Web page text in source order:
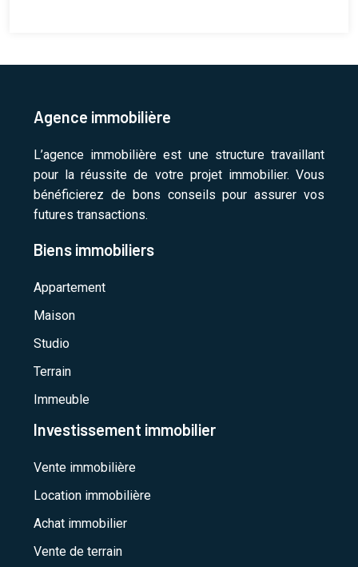
Agence immobilière
L’agence immobilière est une structure travaillant
pour la réussite de votre projet immobilier. Vous
bénéficierez de bons conseils pour assurer vos
futures transactions.
Biens immobiliers
Appartement
Maison
Studio
Terrain
Immeuble
Investissement immobilier
Vente immobilière
Location immobilière
Achat immobilier
Vente de terrain